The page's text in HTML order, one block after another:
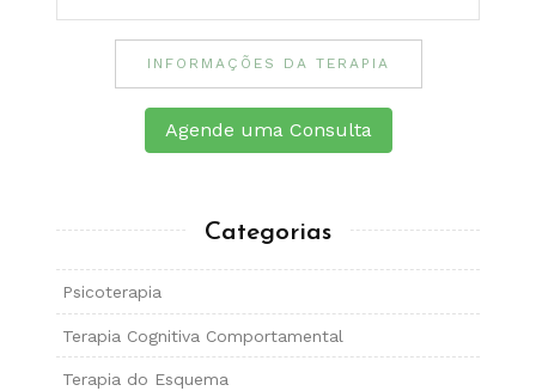
INFORMAÇÕES DA TERAPIA
Agende uma Consulta
Categorias
Psicoterapia
Terapia Cognitiva Comportamental
Terapia do Esquema